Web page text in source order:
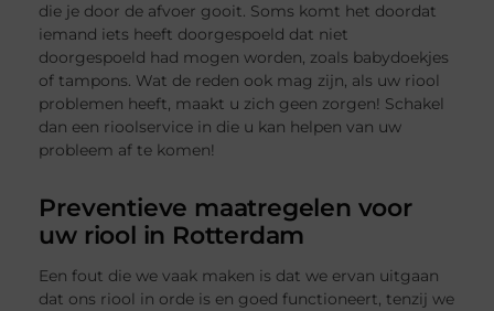
die je door de afvoer gooit. Soms komt het doordat
iemand iets heeft doorgespoeld dat niet
doorgespoeld had mogen worden, zoals babydoekjes
of tampons. Wat de reden ook mag zijn, als uw riool
problemen heeft, maakt u zich geen zorgen! Schakel
dan een rioolservice in die u kan helpen van uw
probleem af te komen!
Preventieve maatregelen voor
uw riool in Rotterdam
Een fout die we vaak maken is dat we ervan uitgaan
dat ons riool in orde is en goed functioneert, tenzij we